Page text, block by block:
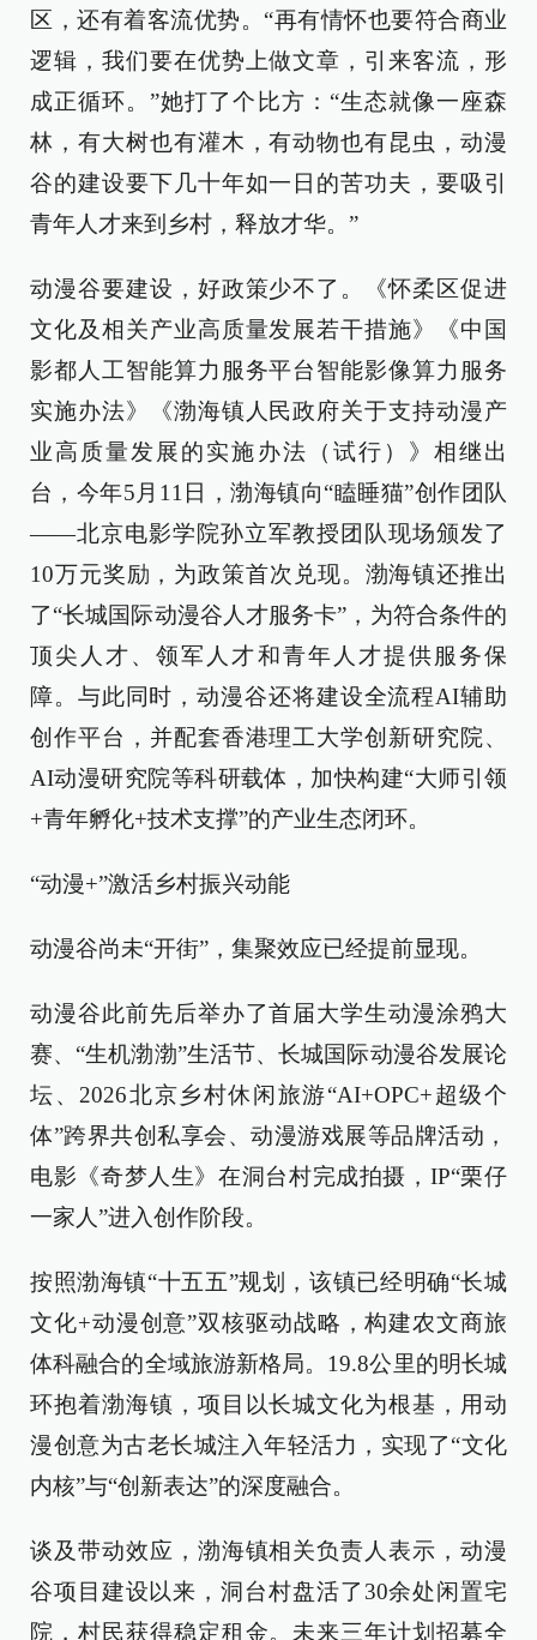
区，还有着客流优势。“再有情怀也要符合商业
逻辑，我们要在优势上做文章，引来客流，形
成正循环。”她打了个比方：“生态就像一座森
林，有大树也有灌木，有动物也有昆虫，动漫
谷的建设要下几十年如一日的苦功夫，要吸引
青年人才来到乡村，释放才华。”
动漫谷要建设，好政策少不了。《怀柔区促进
文化及相关产业高质量发展若干措施》《中国
影都人工智能算力服务平台智能影像算力服务
实施办法》《渤海镇人民政府关于支持动漫产
业高质量发展的实施办法（试行）》相继出
台，今年5月11日，渤海镇向“瞌睡猫”创作团队
——北京电影学院孙立军教授团队现场颁发了
10万元奖励，为政策首次兑现。渤海镇还推出
了“长城国际动漫谷人才服务卡”，为符合条件的
顶尖人才、领军人才和青年人才提供服务保
障。与此同时，动漫谷还将建设全流程AI辅助
创作平台，并配套香港理工大学创新研究院、
AI动漫研究院等科研载体，加快构建“大师引领
+青年孵化+技术支撑”的产业生态闭环。
“动漫+”激活乡村振兴动能
动漫谷尚未“开街”，集聚效应已经提前显现。
动漫谷此前先后举办了首届大学生动漫涂鸦大
赛、“生机渤渤”生活节、长城国际动漫谷发展论
坛、2026北京乡村休闲旅游“AI+OPC+超级个
体”跨界共创私享会、动漫游戏展等品牌活动，
电影《奇梦人生》在洞台村完成拍摄，IP“栗仔
一家人”进入创作阶段。
按照渤海镇“十五五”规划，该镇已经明确“长城
文化+动漫创意”双核驱动战略，构建农文商旅
体科融合的全域旅游新格局。19.8公里的明长城
环抱着渤海镇，项目以长城文化为根基，用动
漫创意为古老长城注入年轻活力，实现了“文化
内核”与“创新表达”的深度融合。
谈及带动效应，渤海镇相关负责人表示，动漫
谷项目建设以来，洞台村盘活了30余处闲置宅
院，村民获得稳定租金。未来三年计划招募全